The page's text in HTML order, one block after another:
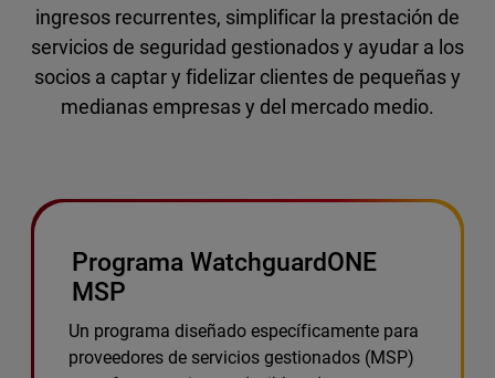
ingresos recurrentes, simplificar la prestación de
servicios de seguridad gestionados y ayudar a los
socios a captar y fidelizar clientes de pequeñas y
medianas empresas y del mercado medio.
Programa WatchguardONE
MSP
Un programa diseñado específicamente para
proveedores de servicios gestionados (MSP)